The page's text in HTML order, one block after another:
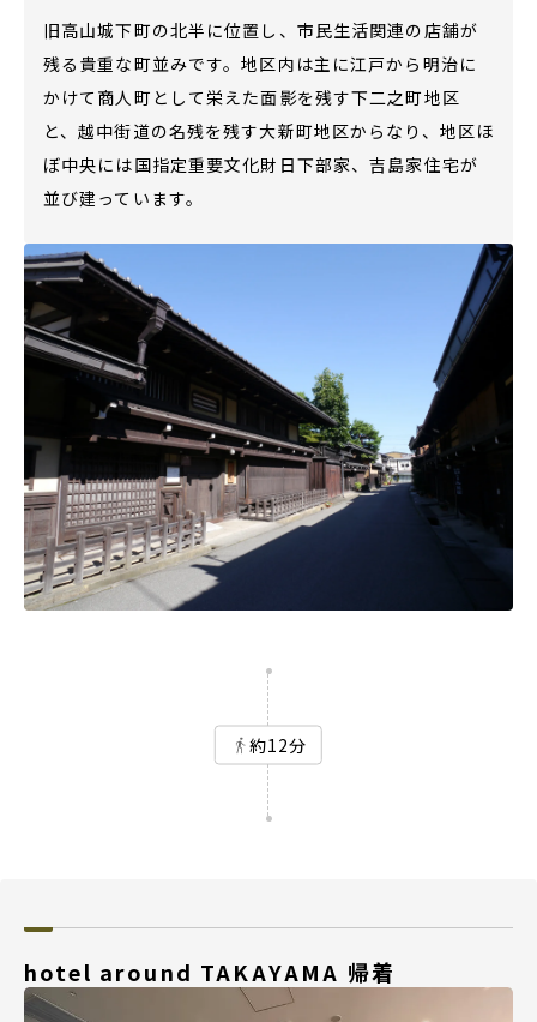
※You will be redirected to Choice Hotel International official website
by clicking each hotel name.
Rates and the membership program differ from Japanese website.
Global Site
You can see the FAQ as follows.
FAQs
Close
旧高山城下町の北半に位置し、市民生活関連の店舗が
残る貴重な町並みです。地区内は主に江戸から明治に
かけて商人町として栄えた面影を残す下二之町地区
と、越中街道の名残を残す大新町地区からなり、地区ほ
ぼ中央には国指定重要文化財日下部家、吉島家住宅が
並び建っています。
約12分
hotel around TAKAYAMA 帰着